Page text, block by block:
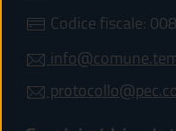
Codice fiscale: